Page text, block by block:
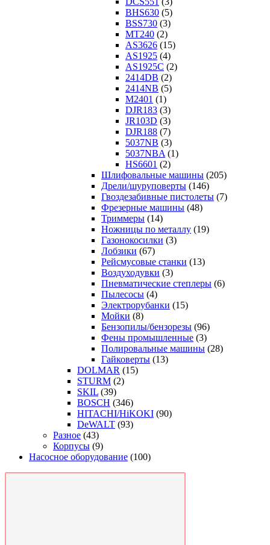
BHS630 (5)
BSS730 (3)
MT240 (2)
AS3626 (15)
AS1925 (4)
AS1925C (2)
2414DB (2)
2414NB (5)
M2401 (1)
DJR183 (3)
JR103D (3)
DJR188 (7)
5037NB (3)
5037NBA (1)
HS6601 (2)
Шлифовальные машины (205)
Дрели/шуруповерты (146)
Гвоздезабивные пистолеты (7)
Фрезерные машины (48)
Триммеры (14)
Ножницы по металлу (19)
Газонокосилки (3)
Лобзики (67)
Рейсмусовые станки (13)
Воздуходувки (3)
Пневматические степлеры (6)
Пылесосы (4)
Электрорубанки (15)
Мойки (8)
Бензопилы/бензорезы (96)
Фены промышленные (3)
Полировальные машины (28)
Гайковерты (13)
DOLMAR (15)
STURM (2)
SKIL (39)
BOSCH (346)
HITACHI/HiKOKI (90)
DeWALT (93)
Разное (43)
Корпусы (9)
Насосное оборудование (100)